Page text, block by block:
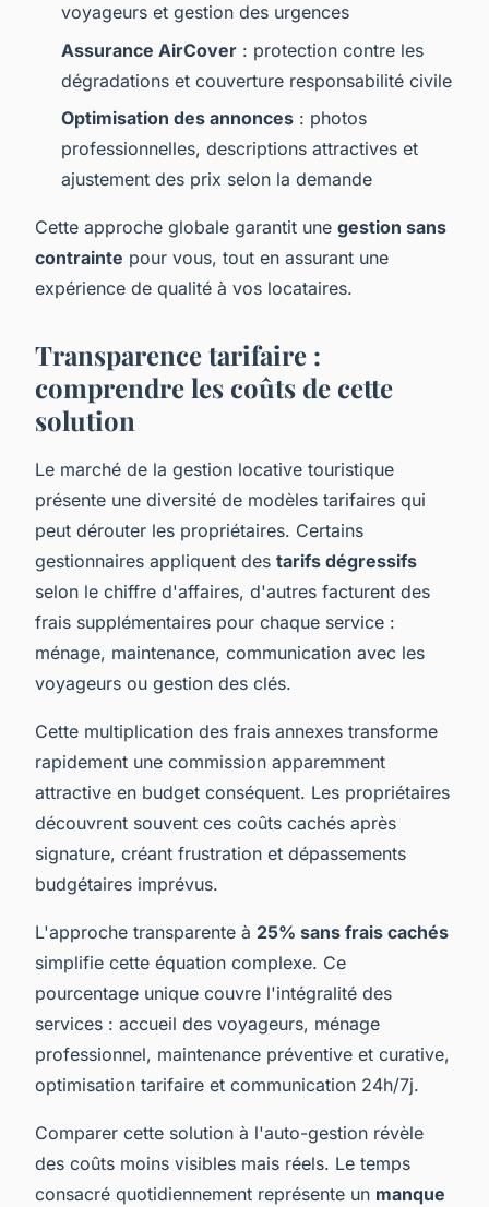
voyageurs et gestion des urgences
Assurance AirCover : protection contre les
dégradations et couverture responsabilité civile
Optimisation des annonces : photos
professionnelles, descriptions attractives et
ajustement des prix selon la demande
Cette approche globale garantit une gestion sans
contrainte pour vous, tout en assurant une
expérience de qualité à vos locataires.
Transparence tarifaire :
comprendre les coûts de cette
solution
Le marché de la gestion locative touristique
présente une diversité de modèles tarifaires qui
peut dérouter les propriétaires. Certains
gestionnaires appliquent des tarifs dégressifs
selon le chiffre d'affaires, d'autres facturent des
frais supplémentaires pour chaque service :
ménage, maintenance, communication avec les
voyageurs ou gestion des clés.
Cette multiplication des frais annexes transforme
rapidement une commission apparemment
attractive en budget conséquent. Les propriétaires
découvrent souvent ces coûts cachés après
signature, créant frustration et dépassements
budgétaires imprévus.
L'approche transparente à 25% sans frais cachés
simplifie cette équation complexe. Ce
pourcentage unique couvre l'intégralité des
services : accueil des voyageurs, ménage
professionnel, maintenance préventive et curative,
optimisation tarifaire et communication 24h/7j.
Comparer cette solution à l'auto-gestion révèle
des coûts moins visibles mais réels. Le temps
consacré quotidiennement représente un manque